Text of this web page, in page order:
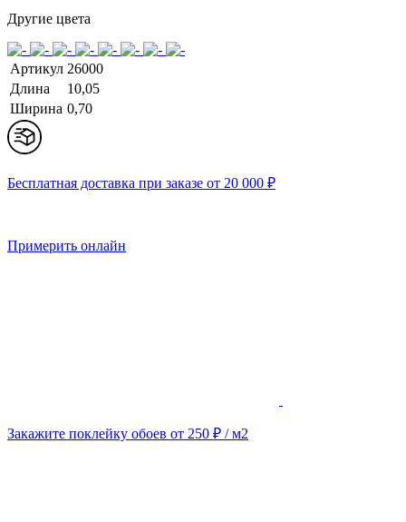
Другие цвета
Артикул 26000
Длина
10,05
Ширина 0,70
Бесплатная доставка при заказе от 20 000 ₽
Примерить онлайн
Закажите поклейку обоев от 250 ₽ / м2